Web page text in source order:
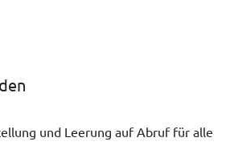
und Leerung auf Abruf für alle